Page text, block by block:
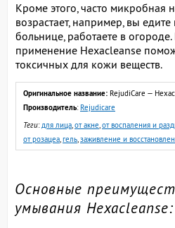
Кроме этого, часто микробная
возрастает, например, вы едите
больнице, работаете в огороде.
применение Hexacleanse
токсичных для кожи веществ.
Оригинальное название: RejudiCare —
Производитель: Rejudicare
Теги:для лица,от акне,от воспаления и
от розацеа,гель,заживление и
Основные
умывания Hexacleanse: